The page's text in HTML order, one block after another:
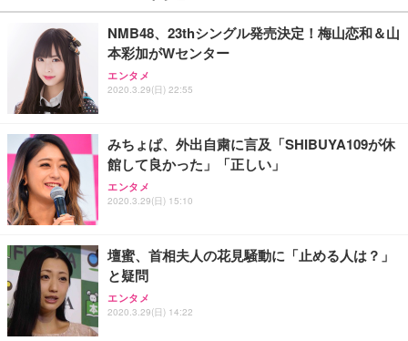
￥27,999
Sezlife オフィスチェア デスクチェア 疲れない テレ
ワーク チェア 強化バックレスト 30度ロッキング機
能 人間工学 椅子 腰サポート 90度跳ね上げ式アーム
ョン PCチェア 通気性メッシュ ゲーミング/勉強/事
務用 おしゃれ パソコンチェア (ブラック)
Sezlife オフィスチェア デスクチェア 疲れない テレ
ワーク チェア 強化バックレスト 30度ロッキング機
能 人間工学 椅子 腰サポート 90度跳ね上げ式アーム
務用 おしゃれ パソコンチェア (ホワイト)
ANDWINT オフィスチェア デスクチェア 肘なし メ
ッシュ 通気性 ランバーサポート付き 腰サポート ガ
ス圧無段階昇降 360度回転 キャスター付き コンパク
￥109,572
【純正品】27"ゲーミングモニター DualSense 充電
フック付き（CFI-ZDM1J）
【整備済み品】Dell E2724HS 27インチ 液晶モニタ
ー フルHD（1920×1080）VA 非光沢 HDMI/DisplayP
ort/VGA スピーカー内蔵 高さ調整 スイベル VESA対
【MiniLED/24.5inch/280Hz/FHD】GRAPHT THE S
HOOTER Gaming Monitor 24” Essential ゲーミン
グモニター QD 24.5インチ 1ms FHD 量子ドット 残
￥3,234
ネオ・ルーライフ ネオ・オムツ L 中型犬用 26枚入
り 単品
Smart Basic(スマートベーシック) 【Amazon.co.jp
限定】 Smart Basic アイリスオーヤマ ペットシーツ
超厚型 お徳用 ワイド 100枚入 (x 1) (ケース販売)
アイリスオーヤマ ペットシーツ 超厚型 お徳用 レギ
ュラー 200枚入【Amazon.co.jp限定】
NMB48、23thシングル発売決定！梅山恋和＆山
本彩加がWセンター
エンタメ
2020.3.29(日) 22:55
みちょぱ、外出自粛に言及「SHIBUYA109が休
館して良かった」「正しい」
エンタメ
2020.3.29(日) 15:10
壇蜜、首相夫人の花見騒動に「止める人は？」
と疑問
エンタメ
2020.3.29(日) 14:22